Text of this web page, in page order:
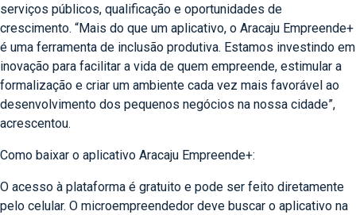
serviços públicos, qualificação e oportunidades de
crescimento. “Mais do que um aplicativo, o Aracaju Empreende+
é uma ferramenta de inclusão produtiva. Estamos investindo em
inovação para facilitar a vida de quem empreende, estimular a
formalização e criar um ambiente cada vez mais favorável ao
desenvolvimento dos pequenos negócios na nossa cidade”,
acrescentou.
Como baixar o aplicativo Aracaju Empreende+:
O acesso à plataforma é gratuito e pode ser feito diretamente
pelo celular. O microempreendedor deve buscar o aplicativo na